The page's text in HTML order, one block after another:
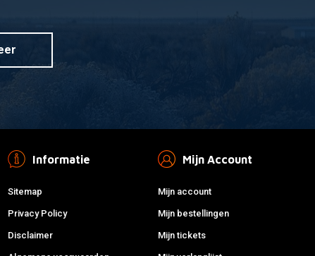
250ml
Informatie
Sitemap
Privacy Policy
Disclaimer
Mijn Account
Mijn account
Mijn bestellingen
Mijn tickets